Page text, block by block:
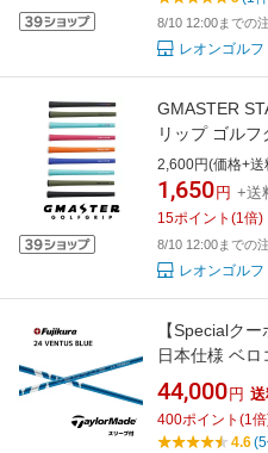
ルフ シャフ
8/10 12:00までの
レオンゴルフ
GMASTER
リップ ゴル
2,600円(価格+送
1,650 円 +送
15ポイント (1倍)
8/10 12:00までの
レオンゴルフ
【Specialク
日本仕様 ベ
シャフト フ
ンタス ブル
テルス SIM
44,000 円
400ポイント (1
4.6